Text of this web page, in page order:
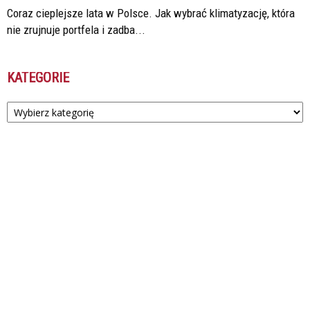
Coraz cieplejsze lata w Polsce. Jak wybrać klimatyzację, która
nie zrujnuje portfela i zadba...
KATEGORIE
Kategorie